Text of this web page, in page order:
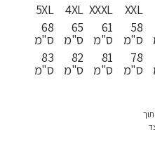
5XL
68
ס"מ
83
ס"מ
4XL
65
ס"מ
82
ס"מ
XXXL
61
ס"מ
81
ס"מ
XXL
58
ס"מ
78
ס"מ